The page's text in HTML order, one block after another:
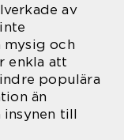
av
mysig och
enkla att
populära
än
insynen till